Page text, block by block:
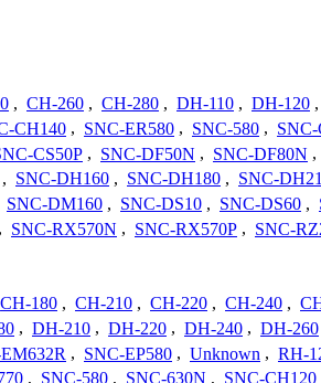
, CH-260 , CH-280 , DH-110 , DH-120 ,
CH140 , SNC-ER580 , SNC-580 ,
CS50P , SNC-DF50N , SNC-DF80N ,
, SNC-DH160 , SNC-DH180 , SNC-
SNC-DM160 , SNC-DS10 , SNC-DS60 ,
, SNC-RX570N , SNC-RX570P , SNC-
CH-180 , CH-210 , CH-220 , CH-240 ,
, DH-210 , DH-220 , DH-240 , DH-260
, SNC-EP580 , Unknown , RH-
, SNC-580 , SNC-630N , SNC-CH120